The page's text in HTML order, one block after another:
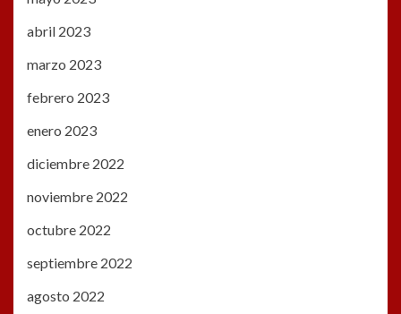
abril 2023
marzo 2023
febrero 2023
enero 2023
diciembre 2022
noviembre 2022
octubre 2022
septiembre 2022
agosto 2022